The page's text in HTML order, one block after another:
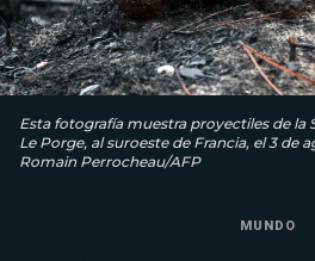
Esta fotografía muestra proyectiles de la
Le Porge, al suroeste de Francia, el 3 de
Romain Perrocheau/AFP
MUNDO